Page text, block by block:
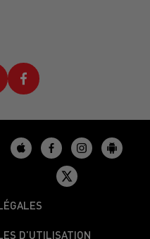
D’UTILISATION